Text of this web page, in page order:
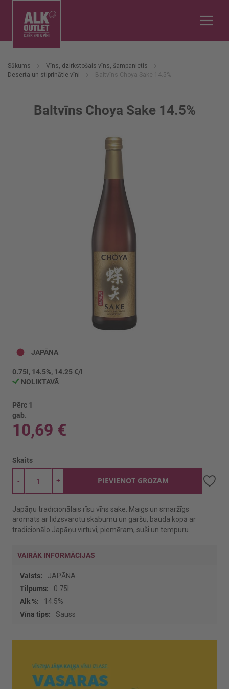
Sākums
Vīns, dzirkstošais vīns, šampanietis
Deserta un stiprinātie vīni
Baltvīns Choya Sake 14.5%
Baltvīns Choya Sake 14.5%
uz
sākumu
JAPĀNA
0.75l, 14.5%, 14.25 €/l
NOLIKTAVĀ
Pērc 1
gab.
10,69 €
Skaits
+
- PIEVIENOT GROZAM
Japāņu tradicionālais rīsu vīns sake. Maigs un smaržīgs
aromāts ar līdzsvarotu skābumu un garšu, bauda kopā ar
tradicionālo Japāņu virtuvi, piemēram, suši un tempuru.
VAIRĀK INFORMĀCIJAS
Vairāk
informācijas
JAPĀNA
0.75l
14.5%
Sauss